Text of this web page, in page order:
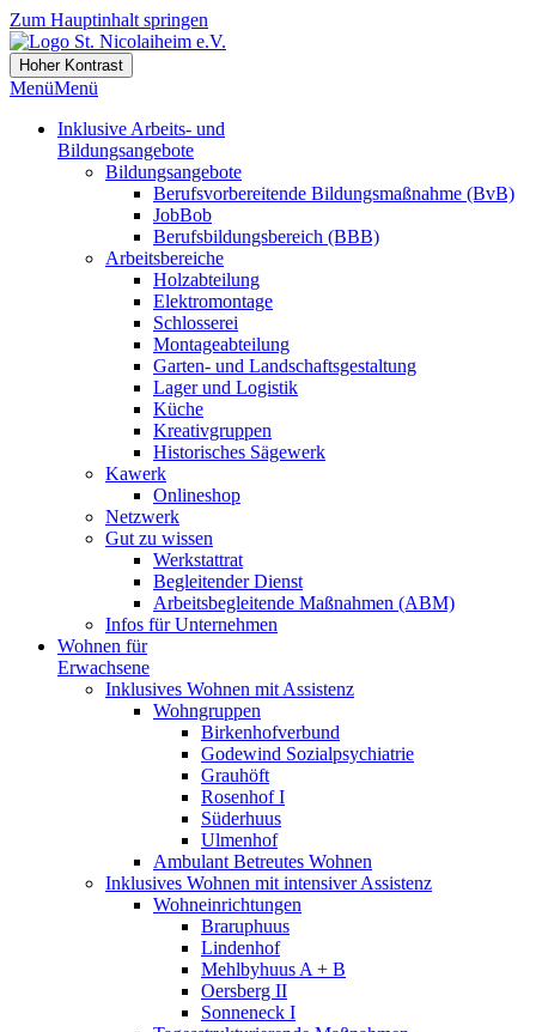
Zum Hauptinhalt springen
Hoher Kontrast
MenüMenü
Inklusive Arbeits- und
Bildungsangebote
Bildungsangebote
Berufsvorbereitende Bildungsmaßnahme (BvB)
JobBob
Berufsbildungsbereich (BBB)
Arbeitsbereiche
Holzabteilung
Elektromontage
Schlosserei
Montageabteilung
Garten- und Landschaftsgestaltung
Lager und Logistik
Küche
Kreativgruppen
Historisches Sägewerk
Kawerk
Onlineshop
Netzwerk
Gut zu wissen
Werkstattrat
Begleitender Dienst
Arbeitsbegleitende Maßnahmen (ABM)
Infos für Unternehmen
Wohnen für
Erwachsene
Inklusives Wohnen mit Assistenz
Wohngruppen
Birkenhofverbund
Godewind Sozialpsychiatrie
Grauhöft
Rosenhof I
Süderhuus
Ulmenhof
Ambulant Betreutes Wohnen
Inklusives Wohnen mit intensiver Assistenz
Wohneinrichtungen
Braruphuus
Lindenhof
Mehlbyhuus A + B
Oersberg II
Sonneneck I